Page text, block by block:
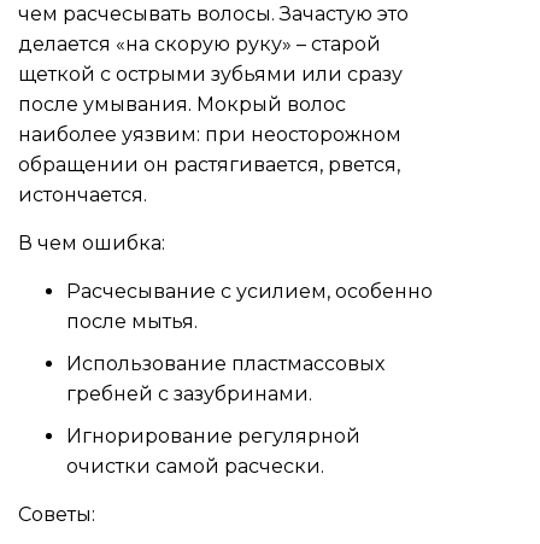
чем расчесывать волосы. Зачастую это
делается «на скорую руку» – старой
щеткой с острыми зубьями или сразу
после умывания. Мокрый волос
наиболее уязвим: при неосторожном
обращении он растягивается, рвется,
истончается.
В чем ошибка:
Расчесывание с усилием, особенно
после мытья.
Использование пластмассовых
гребней с зазубринами.
Игнорирование регулярной
очистки самой расчески.
Советы: